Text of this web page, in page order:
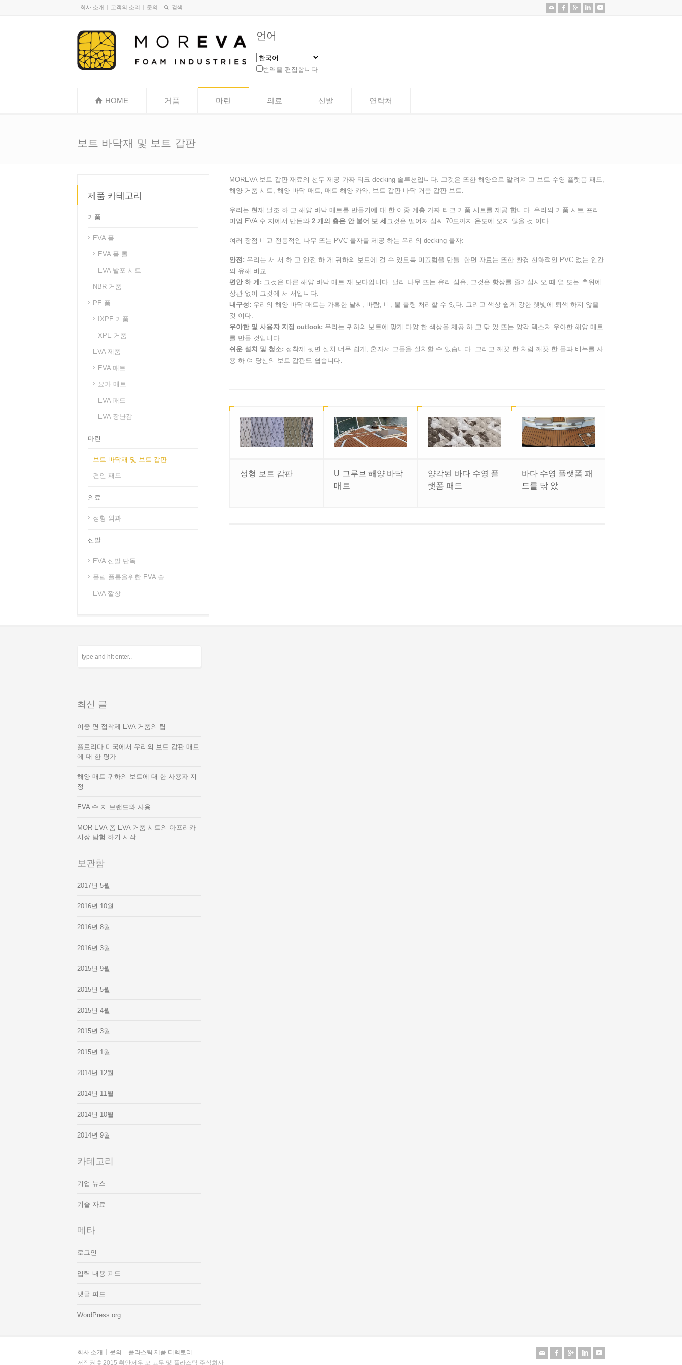
회사 소개 고객의 소리 문의
언어
번역을 편집합니다
HOME 거품 마린 의료 신발 연락처
보트 바닥재 및 보트 갑판
MOREVA 보트 갑판 재료의 선두 제공 가짜 티크 decking 솔루션입니다. 그것은 또한 해양으로 알려져 고 보트 수영 플랫폼 패드,
해양 거품 시트, 해양 바닥 매트, 매트 해양 카약, 보트 갑판 바닥 거품 갑판 보트.
우리는 현재 날조 하 고 해양 바닥 매트를 만들기에 대 한 이중 계층 가짜 티크 거품 시트를 제공 합니다. 우리의 거품 시트 프리
미엄 EVA 수 지에서 만든와 2 개의 층은 안 붙어 보 세 그것은 떨어져 섭씨 70도까지 온도에 오지 않을 것 이다
여러 장점 비교 전통적인 나무 또는 PVC 물자를 제공 하는 우리의 decking 물자:
안전: 우리는 서 서 하 고 안전 하 게 귀하의 보트에 걸 수 있도록 미끄럼을 만들. 한편 자료는 또한 환경 친화적인 PVC 없는 인간
의 유해 비교.
편안 하 게: 그것은 다른 해양 바닥 매트 재 보다입니다. 달리 나무 또는 유리 섬유, 그것은 항상를 즐기십시오 때 열 또는 추위에
상관 없이 그것에 서 서입니다.
내구성: 우리의 해양 바닥 매트는 가혹한 날씨, 바람, 비, 물 풀링 처리할 수 있다. 그리고 색상 쉽게 강한 햇빛에 퇴색 하지 않을
것 이다.
우아한 및 사용자 지정 outlook: 우리는 귀하의 보트에 맞게 다양 한 색상을 제공 하 고 닦 았 또는 양각 텍스처 우아한 해양 매트
를 만들 것입니다.
쉬운 설치 및 청소: 접착제 뒷면 설치 너무 쉽게, 혼자서 그들을 설치할 수 있습니다. 그리고 깨끗 한 처럼 깨끗 한 물과 비누를 사
용 하 여 당신의 보트 갑판도 쉽습니다.
성형 보트 갑판
U 그루브 해양 바닥
매트
양각된 바다 수영 플
랫폼 패드
바다 수영 플랫폼 패
드를 닦 았
제품 카테고리
거품
EVA 폼
EVA 폼 롤
EVA 발포 시트
NBR 거품
PE 폼
IXPE 거품
XPE 거품
EVA 제품
EVA 매트
요가 매트
EVA 패드
EVA 장난감
마린
보트 바닥재 및 보트 갑판
견인 패드
의료
정형 외과
신발
EVA 신발 단독
플립 플롭을위한 EVA 솔
EVA 깔창
최신 글
이중 면 접착제 EVA 거품의 팁
플로리다 미국에서 우리의 보트 갑판 매트
에 대 한 평가
해양 매트 귀하의 보트에 대 한 사용자 지
정
EVA 수 지 브랜드와 사용
MOR EVA 폼 EVA 거품 시트의 아프리카
시장 탐험 하기 시작
보관함
2017년 5월
2016년 10월
2016년 8월
2016년 3월
2015년 9월
2015년 5월
2015년 4월
2015년 3월
2015년 1월
2014년 12월
2014년 11월
2014년 10월
2014년 9월
카테고리
기업 뉴스
기술 자료
메타
로그인
입력 내용 피드
댓글 피드
WordPress.org
회사 소개 문의
플라스틱 제품 디렉토리
저작권 © 2015 취안저우 모 고무 및 플라스틱 주식회사